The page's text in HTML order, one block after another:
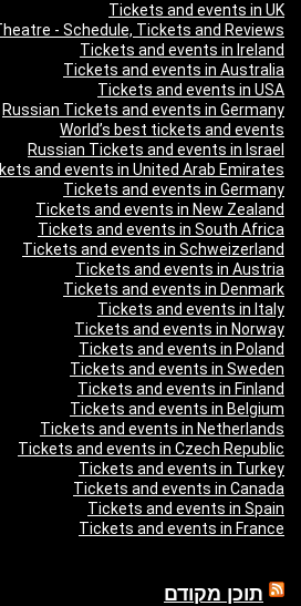
Tickets and events in UK
- Schedule, Tickets and Reviews
Tickets and events in Ireland
Tickets and events in Australia
Tickets and events in USA
Russian Tickets and events in Germany
World’s best tickets and events
Russian Tickets and events in Israel
and events in United Arab Emirates
Tickets and events in Germany
Tickets and events in New Zealand
Tickets and events in South Africa
Tickets and events in Schweizerland
Tickets and events in Austria
Tickets and events in Denmark
Tickets and events in Italy
Tickets and events in Norway
Tickets and events in Poland
Tickets and events in Sweden
Tickets and events in Finland
Tickets and events in Belgium
Tickets and events in Netherlands
Tickets and events in Czech Republic
Tickets and events in Turkey
Tickets and events in Canada
Tickets and events in Spain
Tickets and events in France
תוכן מקודם